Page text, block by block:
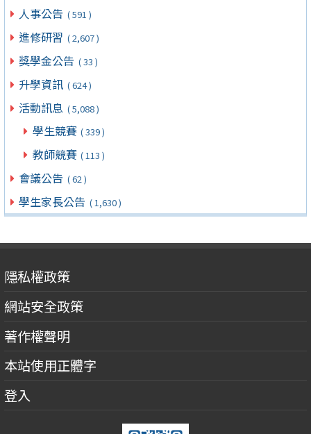
人事公告 ( 591 )
進修研習 ( 2,607 )
獎學金公告 ( 33 )
升學資訊 ( 624 )
活動訊息 ( 5,088 )
學生競賽 ( 339 )
教師競賽 ( 113 )
會議公告 ( 62 )
學生家長公告 ( 1,630 )
隱私權政策
網站安全政策
著作權聲明
本站使用正體字
登入